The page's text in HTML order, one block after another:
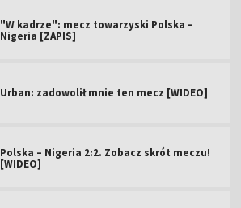
"W kadrze": mecz towarzyski Polska –
Nigeria [ZAPIS]
Urban: zadowolił mnie ten mecz [WIDEO]
Polska – Nigeria 2:2. Zobacz skrót meczu!
[WIDEO]